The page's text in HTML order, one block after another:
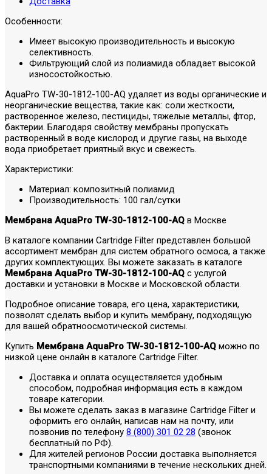
Особенности:
Имеет высокую производительность и высокую
селективность.
Фильтрующий слой из полиамида обладает высокой
износостойкостью.
AquaPro TW-30-1812-100-AQ удаляет из воды органические и
неорганические вещества, такие как: соли жесткости,
растворенное железо, пестициды, тяжелые металлы, фтор,
бактерии. Благодаря свойству мембраны пропускать
растворенный в воде кислород и другие газы, на выходе
вода приобретает приятный вкус и свежесть.
Характеристики:
Материал: композитный полиамид
Производительность: 100 гал/сутки
Мембрана AquaPro TW-30-1812-100-AQ в Москве
В каталоге компании Cartridge Filter представлен большой
ассортимент мембран для систем обратного осмоса, а также
других комплектующих. Вы можете заказать в каталоге
Мембрана AquaPro TW-30-1812-100-AQ с услугой
доставки и установки в Москве и Московской области.
Подробное описание товара, его цена, характеристики,
позволят сделать выбор и купить мембрану, подходящую
для вашей обратноосмотической системы.
Купить Мембрана AquaPro TW-30-1812-100-AQ можно по
низкой цене онлайн в каталоге Cartridge Filter.
Доставка и оплата осуществляется удобным
способом, подробная информация есть в каждом
товаре категории.
Вы можете сделать заказ в магазине Cartridge Filter и
оформить его онлайн, написав нам на почту, или
позвонив по телефону 8 (800) 301 02 28 (звонок
бесплатный по РФ).
Для жителей регионов России доставка выполняется
транспортными компаниями в течение нескольких дней.